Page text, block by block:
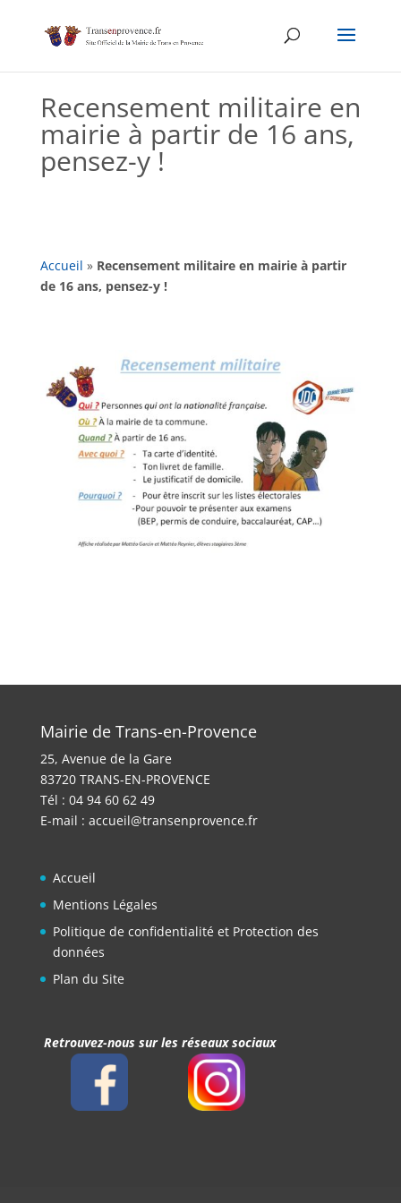
content
Recensement militaire en
mairie à partir de 16 ans,
pensez-y !
Accueil » Recensement militaire en mairie à partir
de 16 ans, pensez-y !
Mairie de Trans-en-Provence
25, Avenue de la Gare
83720 TRANS-EN-PROVENCE
Tél : 04 94 60 62 49
E-mail : accueil@transenprovence.fr
Accueil
Mentions Légales
Politique de confidentialité et Protection des
données
Plan du Site
Retrouvez-nous sur les réseaux sociaux